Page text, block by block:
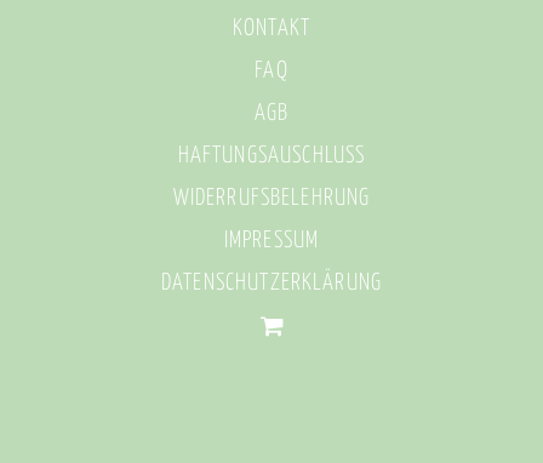
KONTAKT
FAQ
AGB
HAFTUNGSAUSCHLUSS
WIDERRUFSBELEHRUNG
IMPRESSUM
DATENSCHUTZERKLÄRUNG